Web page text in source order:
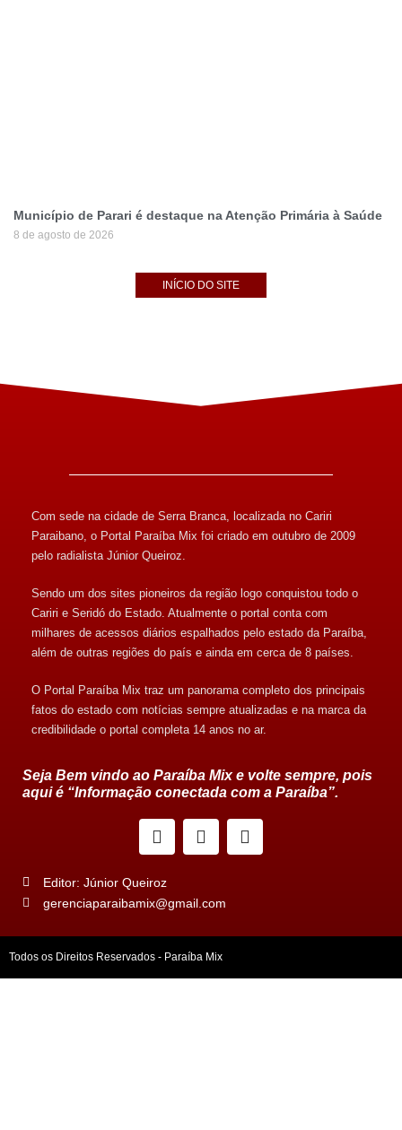
Município de Parari é destaque na Atenção Primária à Saúde
8 de agosto de 2026
INÍCIO DO SITE
Com sede na cidade de Serra Branca, localizada no Cariri
Paraibano, o Portal Paraíba Mix foi criado em outubro de 2009
pelo radialista Júnior Queiroz.
Sendo um dos sites pioneiros da região logo conquistou todo o
Cariri e Seridó do Estado. Atualmente o portal conta com
milhares de acessos diários espalhados pelo estado da Paraíba,
além de outras regiões do país e ainda em cerca de 8 países.
O Portal Paraíba Mix traz um panorama completo dos principais
fatos do estado com notícias sempre atualizadas e na marca da
credibilidade o portal completa 14 anos no ar.
Seja Bem vindo ao Paraíba Mix e volte sempre, pois
aqui é “Informação conectada com a Paraíba”.
Editor: Júnior Queiroz
gerenciaparaibamix@gmail.com
Todos os Direitos Reservados - Paraíba Mix